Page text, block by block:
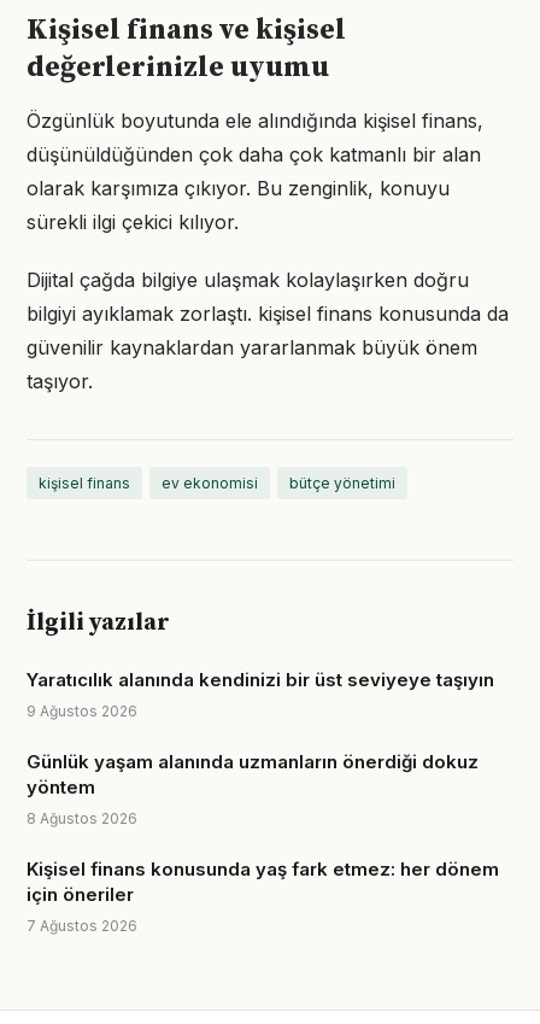
Kişisel finans ve kişisel
değerlerinizle uyumu
Özgünlük boyutunda ele alındığında kişisel finans,
düşünüldüğünden çok daha çok katmanlı bir alan
olarak karşımıza çıkıyor. Bu zenginlik, konuyu
sürekli ilgi çekici kılıyor.
Dijital çağda bilgiye ulaşmak kolaylaşırken doğru
bilgiyi ayıklamak zorlaştı. kişisel finans konusunda da
güvenilir kaynaklardan yararlanmak büyük önem
taşıyor.
kişisel finans ev ekonomisi bütçe yönetimi
İlgili yazılar
Yaratıcılık alanında kendinizi bir üst seviyeye taşıyın
9 Ağustos 2026
Günlük yaşam alanında uzmanların önerdiği dokuz
yöntem
8 Ağustos 2026
Kişisel finans konusunda yaş fark etmez: her dönem
için öneriler
7 Ağustos 2026